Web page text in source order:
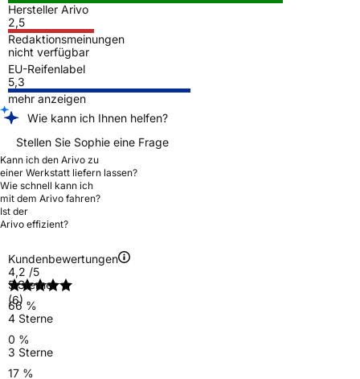
Hersteller Arivo
2,5
Redaktionsmeinungen
nicht verfügbar
EU-Reifenlabel
5,3
mehr anzeigen
Wie kann ich Ihnen helfen?
Stellen Sie Sophie eine Frage
Kann ich den Arivo zu
einer Werkstatt liefern lassen?
Wie schnell kann ich
mit dem Arivo fahren?
Ist der
Arivo effizient?
Kundenbewertungen
4,2 /5
(6)
5 Sterne
66 %
4 Sterne
0 %
3 Sterne
17 %